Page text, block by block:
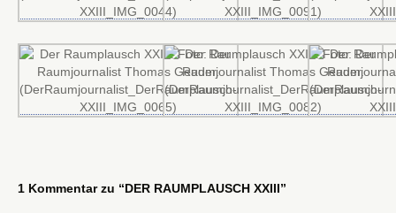
1 Kommentar zu “DER RAUMPLAUSCH XXIII”